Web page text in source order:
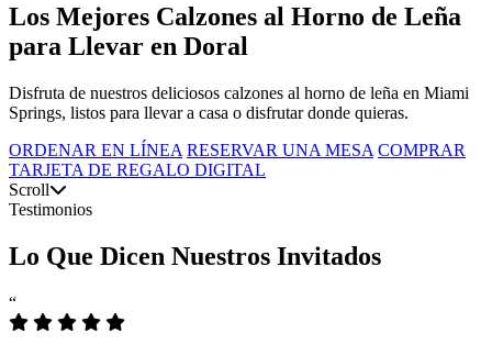
Los Mejores Calzones al Horno de Leña
para Llevar en Doral
Disfruta de nuestros deliciosos calzones al horno de leña en Miami
Springs, listos para llevar a casa o disfrutar donde quieras.
ORDENAR EN LÍNEA RESERVAR UNA MESA COMPRAR
TARJETA DE REGALO DIGITAL
Scroll
Testimonios
Lo Que Dicen Nuestros Invitados
“